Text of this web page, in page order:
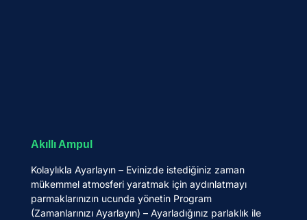
Akıllı Ampul
Kolaylıkla Ayarlayın – Evinizde istediğiniz zaman
mükemmel atmosferi yaratmak için aydınlatmayı
parmaklarınızın ucunda yönetin Program
(Zamanlarınızı Ayarlayın) – Ayarladığınız parlaklık ile